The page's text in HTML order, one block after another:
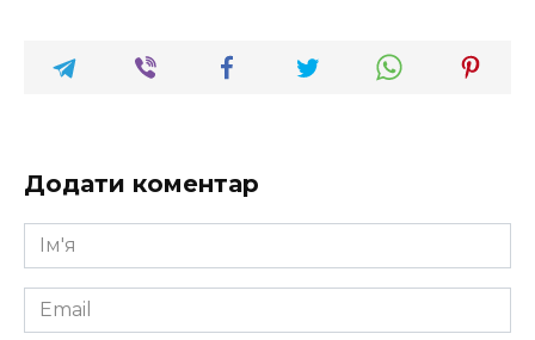
Додати коментар
Ім'я
*
Email
*